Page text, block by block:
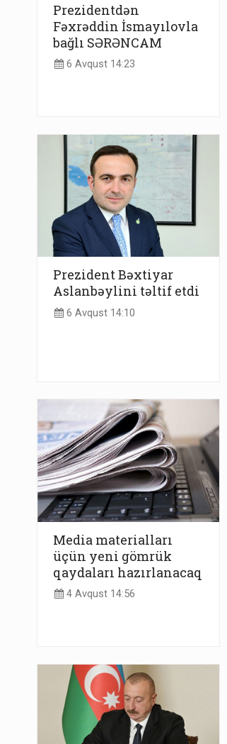
Prezidentdən
Fəxrəddin İsmayılovla
bağlı SƏRƏNCAM
6 Avqust 14:23
Prezident Bəxtiyar
Aslanbəylini təltif etdi
6 Avqust 14:10
Media materialları
üçün yeni gömrük
qaydaları hazırlanacaq
4 Avqust 14:56